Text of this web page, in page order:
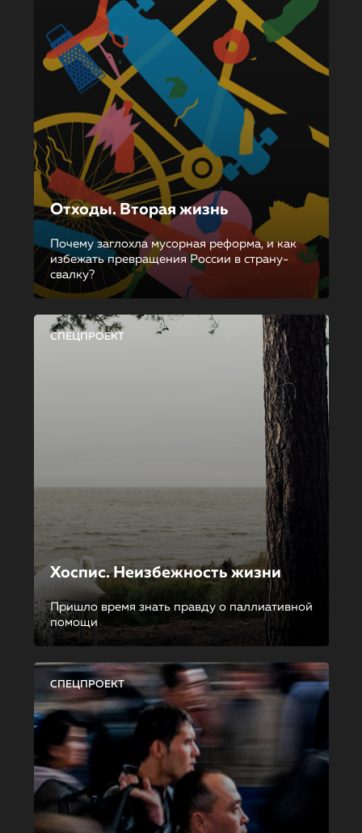
Отходы. Вторая жизнь
Почему заглохла мусорная реформа, и как
избежать превращения России в страну-
свалку?
СПЕЦПРОЕКТ
Хоспис. Неизбежность жизни
Пришло время знать правду о паллиативной
помощи
СПЕЦПРОЕКТ